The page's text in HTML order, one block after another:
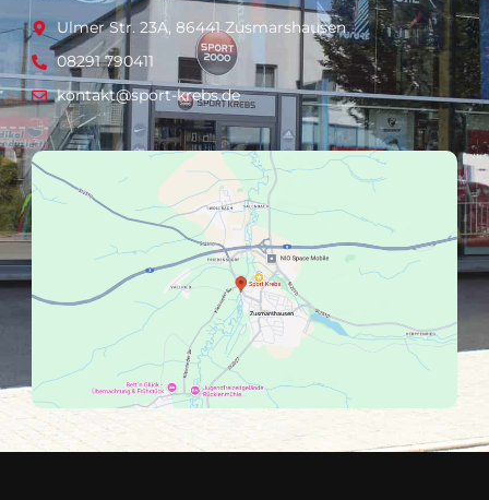
Ulmer Str. 23A, 86441 Zusmarshausen
08291 790411
kontakt@sport-krebs.de